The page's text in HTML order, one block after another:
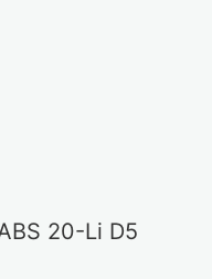
20-Li D5